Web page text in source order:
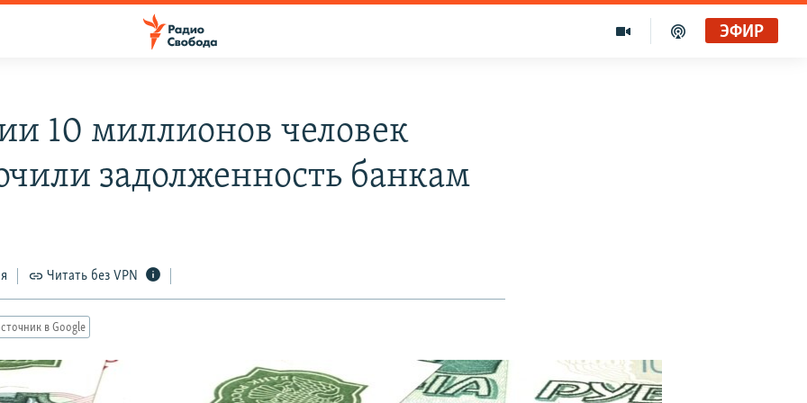
ЭФИР
10 миллионов человек
задолженность банкам
Читать без VPN
в Google